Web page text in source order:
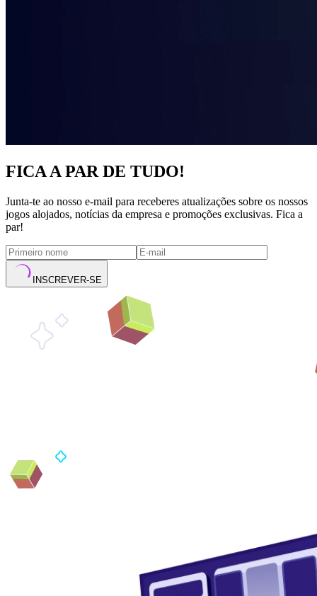
FICA A PAR DE TUDO!
Junta-te ao nosso e-mail para receberes atualizações sobre os nossos
jogos alojados, notícias da empresa e promoções exclusivas. Fica a
par!
INSCREVER-SE